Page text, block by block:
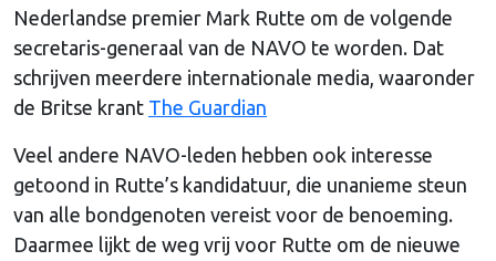
Nederlandse premier Mark Rutte om de volgende
secretaris-generaal van de NAVO te worden. Dat
schrijven meerdere internationale media, waaronder
de Britse krant The Guardian
Veel andere NAVO-leden hebben ook interesse
getoond in Rutte’s kandidatuur, die unanieme steun
van alle bondgenoten vereist voor de benoeming.
Daarmee lijkt de weg vrij voor Rutte om de nieuwe